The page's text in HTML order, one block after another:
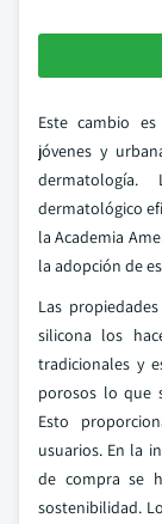
Este cambio
jóvenes y
dermatológico
la Academia
la adopción de
Las
silicona los
tradicionales y
porosos lo que
Esto
usuarios. En la
de compra se
sostenibilidad.